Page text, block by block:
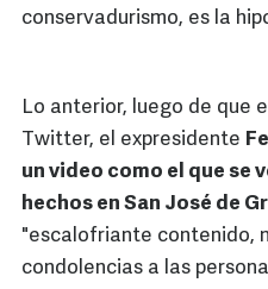
conservadurismo, es la
Lo anterior, luego de que
Twitter, el expresidente
un video como el que se
hechos en San José de
"escalofriante contenido,
condolencias a las